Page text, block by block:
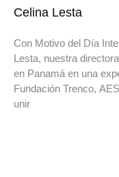
Celina Lesta
Con Motivo del Día
Lesta, nuestra
en Panamá en una
Fundación Trenco,
unir